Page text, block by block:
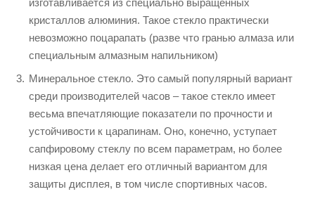
изготавливается из специально выращенных
кристаллов алюминия. Такое стекло практически
невозможно поцарапать (разве что гранью алмаза или
специальным алмазным напильником)
Минеральное стекло. Это самый популярный вариант
среди производителей часов – такое стекло имеет
весьма впечатляющие показатели по прочности и
устойчивости к царапинам. Оно, конечно, уступает
сапфировому стеклу по всем параметрам, но более
низкая цена делает его отличный вариантом для
защиты дисплея, в том числе спортивных часов.